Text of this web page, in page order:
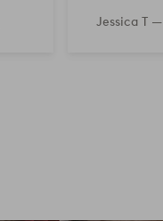
Jessica T —